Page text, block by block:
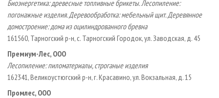
Биоэнергетика: древесные топливные брикеты. Лесопиление:
погонажные изделия. Деревообработка: мебельный щит. Деревянное
домостроение: дома из оцилиндрованного бревна
161560, Тарногский р-­н, с. Тарногский Городок, ул. Заводская, д. 45
Премиум­-Лес, ООО
Лесопиление: пиломатериалы, строганые изделия
162341, Великоустюгский р-­н, г. Красавино, ул. Вокзальная, д. 15
Промлес, ООО